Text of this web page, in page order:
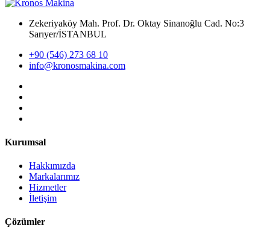
Zekeriyaköy Mah. Prof. Dr. Oktay Sinanoğlu Cad. No:3
Sarıyer/İSTANBUL
+90 (546) 273 68 10
info@kronosmakina.com
Kurumsal
Hakkımızda
Markalarımız
Hizmetler
İletişim
Çözümler